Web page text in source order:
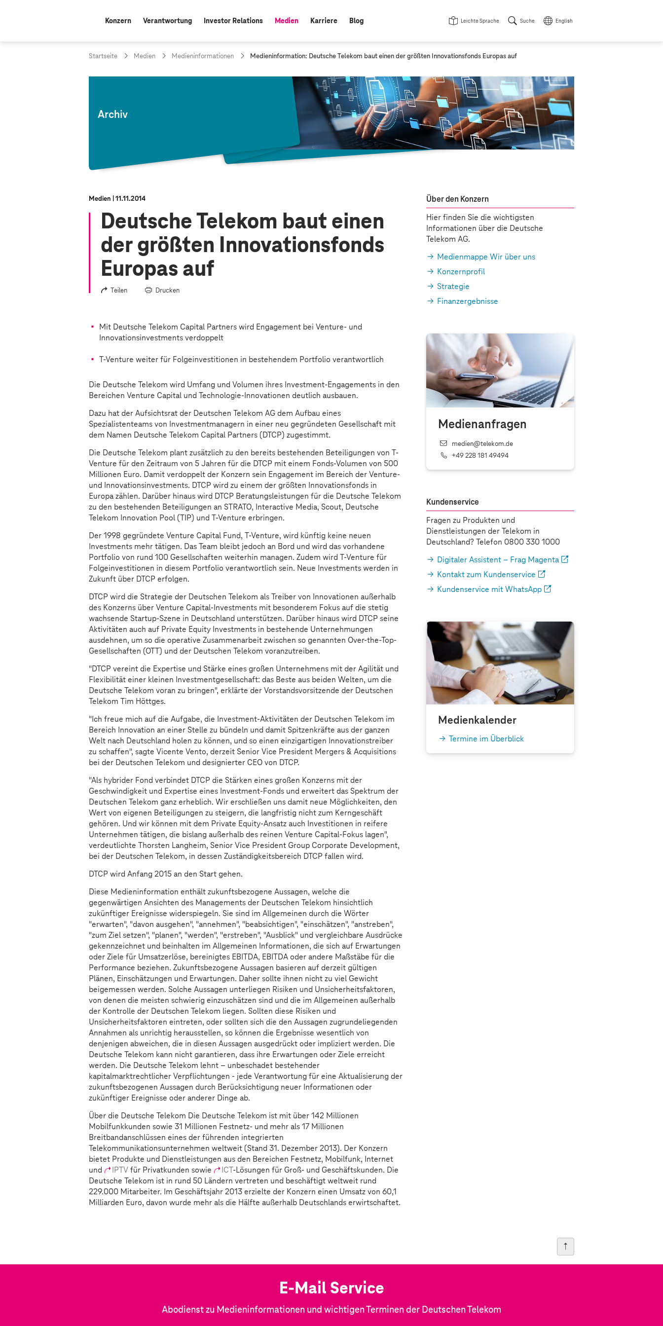
Konzern Verantwortung Investor Relations aktiv:
Medien Karriere Blog Leichte Sprache Suche English
Startseite Medien Medieninformationen
a
e
Medieninformation: Deutsche Telekom baut einen der größten Innovationsfonds Europas auf
Archiv
Medien 11.11.2014
Deutsche Telekom baut einen
der größten Innovationsfonds
Europas auf
Teilen Drucken
Mit Deutsche Telekom Capital Partners wird Engagement bei Venture- und
Innovationsinvestments verdoppelt
T-Venture weiter für Folgeinvestitionen in bestehendem Portfolio verantwortlich
Die Deutsche Telekom wird Umfang und Volumen ihres Investment-Engagements in den
Bereichen Venture Capital und Technologie-Innovationen deutlich ausbauen.
Dazu hat der Aufsichtsrat der Deutschen Telekom AG dem Aufbau eines
Spezialistenteams von Investmentmanagern in einer neu gegründeten Gesellschaft mit
dem Namen Deutsche Telekom Capital Partners (DTCP) zugestimmt.
Die Deutsche Telekom plant zusätzlich zu den bereits bestehenden Beteiligungen von T-
Venture für den Zeitraum von 5 Jahren für die DTCP mit einem Fonds-Volumen von 500
Millionen Euro. Damit verdoppelt der Konzern sein Engagement im Bereich der Venture-
und Innovationsinvestments. DTCP wird zu einem der größten Innovationsfonds in
Europa zählen. Darüber hinaus wird DTCP Beratungsleistungen für die Deutsche Telekom
zu den bestehenden Beteiligungen an STRATO, Interactive Media, Scout, Deutsche
Telekom Innovation Pool (TIP) und T-Venture erbringen.
Der 1998 gegründete Venture Capital Fund, T-Venture, wird künftig keine neuen
Investments mehr tätigen. Das Team bleibt jedoch an Bord und wird das vorhandene
Portfolio von rund 100 Gesellschaften weiterhin managen. Zudem wird T-Venture für
Folgeinvestitionen in diesem Portfolio verantwortlich sein. Neue Investments werden in
Zukunft über DTCP erfolgen.
DTCP wird die Strategie der Deutschen Telekom als Treiber von Innovationen außerhalb
des Konzerns über Venture Capital-Investments mit besonderem Fokus auf die stetig
wachsende Startup-Szene in Deutschland unterstützen. Darüber hinaus wird DTCP seine
Aktivitäten auch auf Private Equity Investments in bestehende Unternehmungen
ausdehnen, um so die operative Zusammenarbeit zwischen so genannten Over-the-Top-
Gesellschaften (OTT) und der Deutschen Telekom voranzutreiben.
"DTCP vereint die Expertise und Stärke eines großen Unternehmens mit der Agilität und
Flexibilität einer kleinen Investmentgesellschaft: das Beste aus beiden Welten, um die
Deutsche Telekom voran zu bringen", erklärte der Vorstandsvorsitzende der Deutschen
Telekom Tim Höttges.
"Ich freue mich auf die Aufgabe, die Investment-Aktivitäten der Deutschen Telekom im
Bereich Innovation an einer Stelle zu bündeln und damit Spitzenkräfte aus der ganzen
Welt nach Deutschland holen zu können, und so einen einzigartigen Innovationstreiber
zu schaffen", sagte Vicente Vento, derzeit Senior Vice President Mergers & Acquisitions
bei der Deutschen Telekom und designierter CEO von DTCP.
"Als hybrider Fond verbindet DTCP die Stärken eines großen Konzerns mit der
Geschwindigkeit und Expertise eines Investment-Fonds und erweitert das Spektrum der
Deutschen Telekom ganz erheblich. Wir erschließen uns damit neue Möglichkeiten, den
Wert von eigenen Beteiligungen zu steigern, die langfristig nicht zum Kerngeschäft
gehören. Und wir können mit dem Private Equity-Ansatz auch Investitionen in reifere
Unternehmen tätigen, die bislang außerhalb des reinen Venture Capital-Fokus lagen",
verdeutlichte Thorsten Langheim, Senior Vice President Group Corporate Development,
bei der Deutschen Telekom, in dessen Zuständigkeitsbereich DTCP fallen wird.
DTCP wird Anfang 2015 an den Start gehen.
Diese Medieninformation enthält zukunftsbezogene Aussagen, welche die
gegenwärtigen Ansichten des Managements der Deutschen Telekom hinsichtlich
zukünftiger Ereignisse widerspiegeln. Sie sind im Allgemeinen durch die Wörter
"erwarten", "davon ausgehen", "annehmen", "beabsichtigen", "einschätzen", "anstreben",
"zum Ziel setzen", "planen", "werden", "erstreben", "Ausblick" und vergleichbare Ausdrücke
gekennzeichnet und beinhalten im Allgemeinen Informationen, die sich auf Erwartungen
oder Ziele für Umsatzerlöse, bereinigtes EBITDA, EBITDA oder andere Maßstäbe für die
Performance beziehen. Zukunftsbezogene Aussagen basieren auf derzeit gültigen
Plänen, Einschätzungen und Erwartungen. Daher sollte ihnen nicht zu viel Gewicht
beigemessen werden. Solche Aussagen unterliegen Risiken und Unsicherheitsfaktoren,
von denen die meisten schwierig einzuschätzen sind und die im Allgemeinen außerhalb
der Kontrolle der Deutschen Telekom liegen. Sollten diese Risiken und
Unsicherheitsfaktoren eintreten, oder sollten sich die den Aussagen zugrundeliegenden
Annahmen als unrichtig herausstellen, so können die Ergebnisse wesentlich von
denjenigen abweichen, die in diesen Aussagen ausgedrückt oder impliziert werden. Die
Deutsche Telekom kann nicht garantieren, dass ihre Erwartungen oder Ziele erreicht
werden. Die Deutsche Telekom lehnt – unbeschadet bestehender
kapitalmarktrechtlicher Verpflichtungen - jede Verantwortung für eine Aktualisierung der
zukunftsbezogenen Aussagen durch Berücksichtigung neuer Informationen oder
zukünftiger Ereignisse oder anderer Dinge ab.
Über die Deutsche Telekom Die Deutsche Telekom ist mit über 142 Millionen
Mobilfunkkunden sowie 31 Millionen Festnetz- und mehr als 17 Millionen
Breitbandanschlüssen eines der führenden integrierten
Telekommunikationsunternehmen weltweit (Stand 31. Dezember 2013). Der Konzern
bietet Produkte und Dienstleistungen aus den Bereichen Festnetz, Mobilfunk, Internet
und
IPTV für Privatkunden sowie ICT-Lösungen für Groß- und Geschäftskunden. Die
Deutsche Telekom ist in rund 50 Ländern vertreten und beschäftigt weltweit rund
229.000 Mitarbeiter. Im Geschäftsjahr 2013 erzielte der Konzern einen Umsatz von 60,1
Milliarden Euro, davon wurde mehr als die Hälfte außerhalb Deutschlands erwirtschaftet.
Über den Konzern
Hier finden Sie die wichtigsten
Informationen über die Deutsche
Telekom AG.
Medienmappe Wir über uns
Konzernprofil
Strategie
Finanzergebnisse
Medienanfragen
medien@telekom.de
+49 228 181 49494
Kundenservice
Fragen zu Produkten und
Dienstleistungen der Telekom in
Deutschland? Telefon 0800 330 1000
Digitaler Assistent – Frag Magenta
Kontakt zum Kundenservice
Kundenservice mit WhatsApp
Medienkalender
Termine im Überblick
E-Mail Service
Abodienst zu Medieninformationen und wichtigen Terminen der Deutschen Telekom